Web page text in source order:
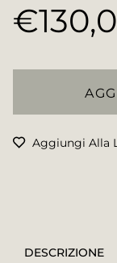
Prezzo
Aggiungi Alla
DESCRIZIONE